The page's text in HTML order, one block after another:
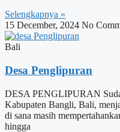
Selengkapnya »
15 December, 2024 No
Bali
Desa Penglipuran
DESA PENGLIPURAN
Kabupaten Bangli, Bali,
di sana masih
hingga